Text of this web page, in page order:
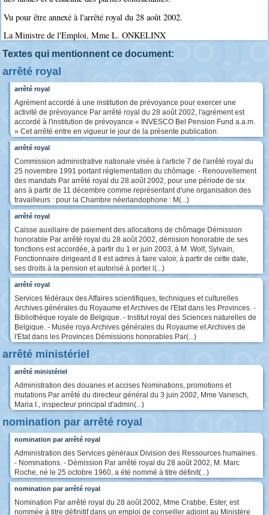
Vu pour être annexé à l'arrêté royal du 28 août 2002.
La Ministre de l'Emploi, Mme L. ONKELINX
Textes qui mentionnent ce document:
arrêté royal
arrêté royal
Agrément accordé à une institution de prévoyance pour exercer une
activité de prévoyance Par arrêté royal du 28 août 2002, l'agrément est
accordé à l'institution de prévoyance « INVESCO Bel Pension Fund a.a.m.
» Cet arrêté entre en vigueur le jour de la présente publication.
arrêté royal
Commission administrative nationale visée à l'article 7 de l'arrêté royal du
25 novembre 1991 portant réglementation du chômage. - Renouvellement
des mandats Par arrêté royal du 28 août 2002, pour une période de six
ans à partir de 11 décembre comme représentant d'une organisation des
travailleurs : pour la Chambre néerlandophone : M(...)
arrêté royal
Caisse auxiliaire de paiement des allocations de chômage Démission
honorable Par arrêté royal du 28 août 2002, démision honorable de ses
fonctions est accordée, à partir du 1 er juin 2003, à M. Wolf, Sylvain,
Fonctionnaire dirigeant d Il est admis à faire valoir, à partir de cette date,
ses droits à la pension et autorisé à porter l(...)
arrêté royal
Services fédéraux des Affaires scientifiques, techniques et culturelles
Archives générales du Royaume et Archives de l'Etat dans les Provinces. -
Bibliothèque royale de Belgique. - Institut royal des Sciences naturelles de
Belgique. - Musée roya Archives générales du Royaume et Archives de
l'Etat dans les Provinces Démissions honorables Par(...)
arrêté ministériel
arrêté ministériel
Administration des douanes et accises Nominations, promotions et
mutations Par arrêté du directeur général du 3 juin 2002, Mme Vanesch,
Maria I., inspecteur principal d'admin(...)
nomination par arrêté royal
nomination par arrêté royal
Administration des Services généraux Division des Ressources humaines.
- Nominations. - Démission Par arrêté royal du 28 août 2002, M. Marc
Roche, né le 25 octobre 1960, a été nommé à titre définit(...)
nomination par arrêté royal
Nomination Par arrêté royal du 28 août 2002, Mme Crabbe, Ester, est
nommée à titre définitif dans un emploi de conseiller adjoint au Ministère